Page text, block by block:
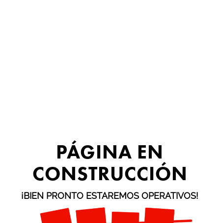
PÁGINA EN
CONSTRUCCIÓN
¡BIEN PRONTO ESTAREMOS OPERATIVOS!